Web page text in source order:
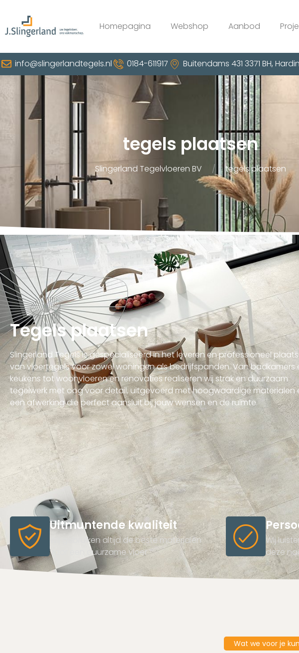
Homepagina Webshop Aanbod
info@slingerlandtegels.nl 0184-611917 Buitendams 431 3371 BH,
tegels plaatsen
Slingerland Tegelvloeren BV tegels plaatsen
Tegels plaatsen
Slingerland Tegels is gespecialiseerd in het leveren en professioneel
van vloertegels voor zowel woningen als bedrijfspanden. Van badkamers
keukens tot woonvloeren en renovaties realiseren wij strak en duurzaam
tegelwerk met oog voor detail, uitgevoerd met hoogwaardige materialen
een afwerking die perfect aansluit bij jouw wensen en de ruimte.
Uitmuntende kwaliteit
Wij gebruiken altijd de beste materialen
voor een duurzame vloer.
Wij
deze
Wat we voor je